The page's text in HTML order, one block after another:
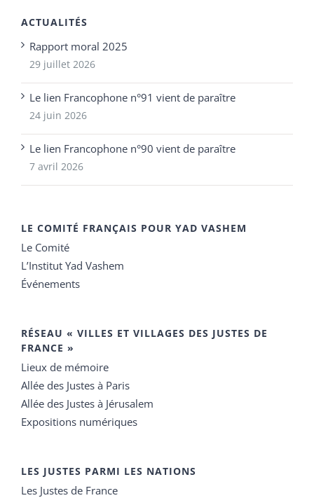
ACTUALITÉS
Rapport moral 2025
29 juillet 2026
Le lien Francophone n°91 vient de paraître
24 juin 2026
Le lien Francophone n°90 vient de paraître
7 avril 2026
LE COMITÉ FRANÇAIS POUR YAD VASHEM
Le Comité
L’Institut Yad Vashem
Événements
RÉSEAU « VILLES ET VILLAGES DES JUSTES DE
FRANCE »
Lieux de mémoire
Allée des Justes à Paris
Allée des Justes à Jérusalem
Expositions numériques
LES JUSTES PARMI LES NATIONS
Les Justes de France